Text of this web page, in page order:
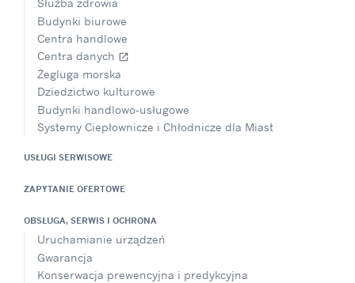
Służba zdrowia
Budynki biurowe
Centra handlowe
Centra danych open_in_new
Żegluga morska
Dziedzictwo kulturowe
Budynki handlowo-usługowe
Systemy Ciepłownicze i Chłodnicze dla Miast
USŁUGI SERWISOWE
ZAPYTANIE OFERTOWE
OBSŁUGA, SERWIS I OCHRONA
Uruchamianie urządzeń
Gwarancja
Konserwacja prewencyjna i predykcyjna